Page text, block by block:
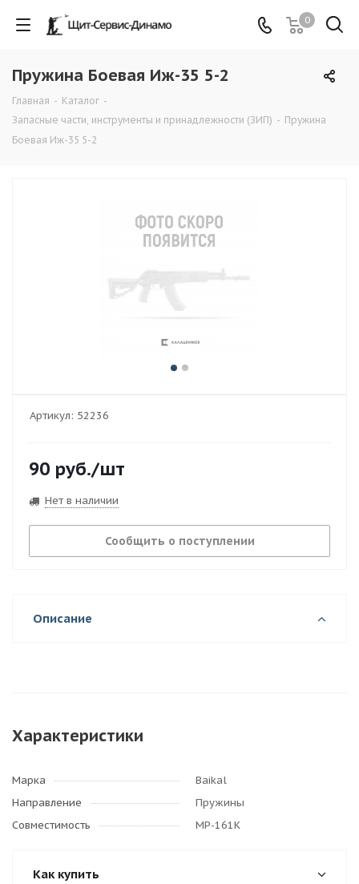
0
Пружина Боевая Иж-35 5-2
Главная - Каталог -
Запасные части, инструменты и принадлежности (ЗИП) - Пружина
Боевая Иж-35 5-2
Артикул: 52236
90 руб./шт
Нет в наличии
Сообщить о поступлении
Описание
Характеристики
Марка
Baikal
Направление
Пружины
Совместимость
МР-161К
Как купить